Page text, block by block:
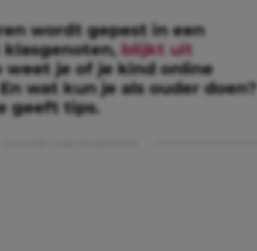
wordt gepest in een
blijkt uit
weet je of je kind online
wat kun je als ouder doen?
geeft tips.